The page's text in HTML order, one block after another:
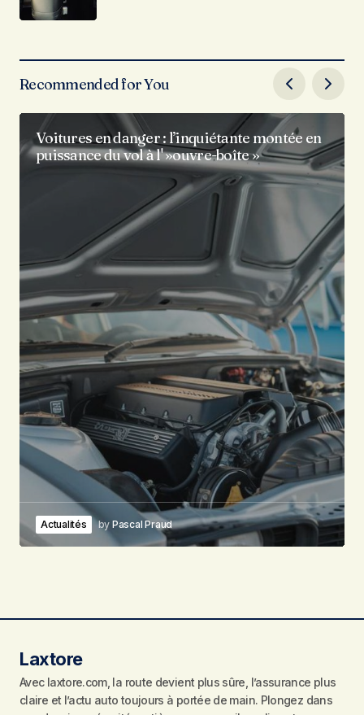
Recommended for You
Voitures en danger : l’inquiétante montée en
puissance du vol à l' »ouvre-boîte »
Actualités by Pascal Praud
Laxtore
Avec laxtore.com, la route devient plus sûre, l’assurance plus
claire et l’actu auto toujours à portée de main. Plongez dans